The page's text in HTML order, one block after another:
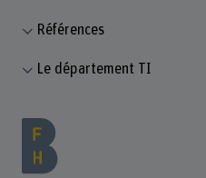
Références
Le département TI